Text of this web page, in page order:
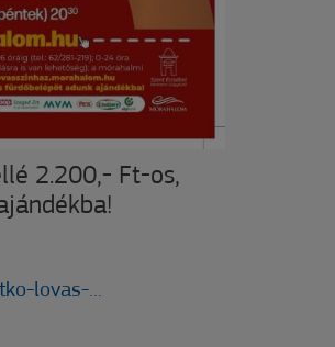
2.200,- Ft-os,
lovas-...